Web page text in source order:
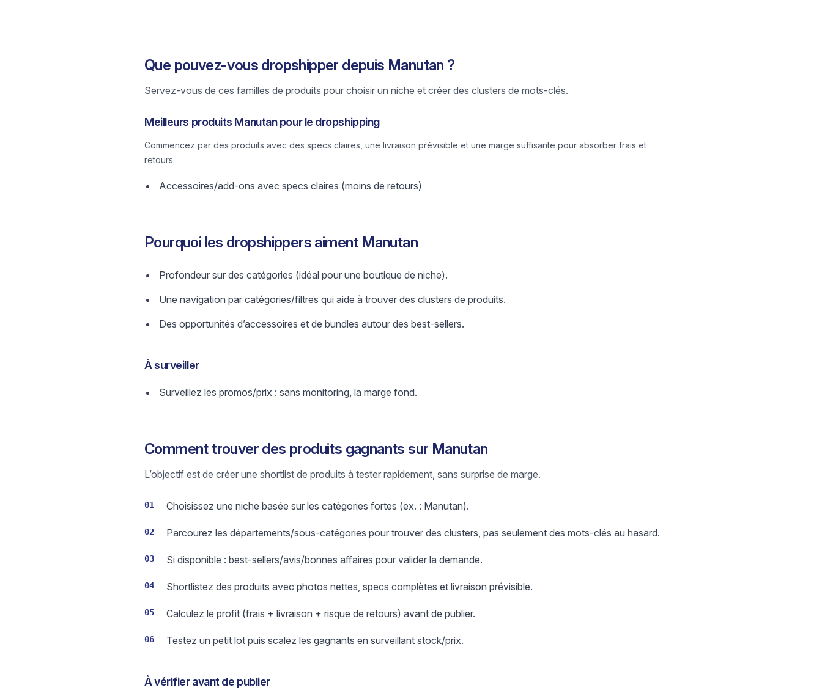
Que pouvez-vous dropshipper depuis Manutan ?
Servez-vous de ces familles de produits pour choisir un niche et créer des clusters de mots-clés.
Meilleurs produits Manutan pour le dropshipping
Commencez par des produits avec des specs claires, une livraison prévisible et une marge suffisante pour absorber frais et
retours.
Accessoires/add-ons avec specs claires (moins de retours)
Pourquoi les dropshippers aiment Manutan
Profondeur sur des catégories (idéal pour une boutique de niche).
Une navigation par catégories/filtres qui aide à trouver des clusters de produits.
Des opportunités d’accessoires et de bundles autour des best-sellers.
À surveiller
Surveillez les promos/prix : sans monitoring, la marge fond.
Comment trouver des produits gagnants sur Manutan
L’objectif est de créer une shortlist de produits à tester rapidement, sans surprise de marge.
01 Choisissez une niche basée sur les catégories fortes (ex. : Manutan).
02 Parcourez les départements/sous-catégories pour trouver des clusters, pas seulement des mots-clés au hasard.
03 Si disponible : best-sellers/avis/bonnes affaires pour valider la demande.
04 Shortlistez des produits avec photos nettes, specs complètes et livraison prévisible.
05 Calculez le profit (frais + livraison + risque de retours) avant de publier.
06 Testez un petit lot puis scalez les gagnants en surveillant stock/prix.
À vérifier avant de publier